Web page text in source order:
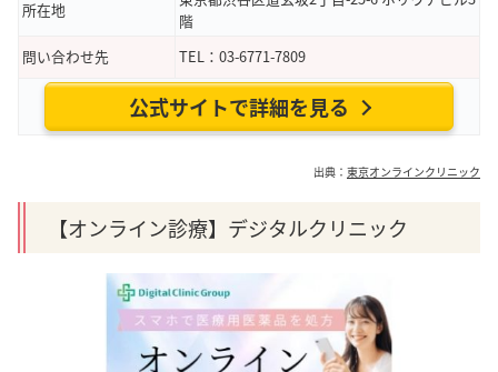
所在地
階
問い合わせ先
TEL：03-6771-7809
公式サイトで詳細を見る
出典： 東京オンラインクリニック
【オンライン診療】デジタルクリニック